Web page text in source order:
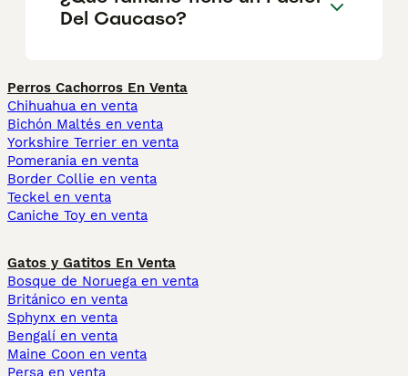
Del Caucaso?
Perros Cachorros En Venta
Chihuahua en venta
Bichón Maltés en venta
Yorkshire Terrier en venta
Pomerania en venta
Border Collie en venta
Teckel en venta
Caniche Toy en venta
Gatos y Gatitos En Venta
Bosque de Noruega en venta
Británico en venta
Sphynx en venta
Bengalí en venta
Maine Coon en venta